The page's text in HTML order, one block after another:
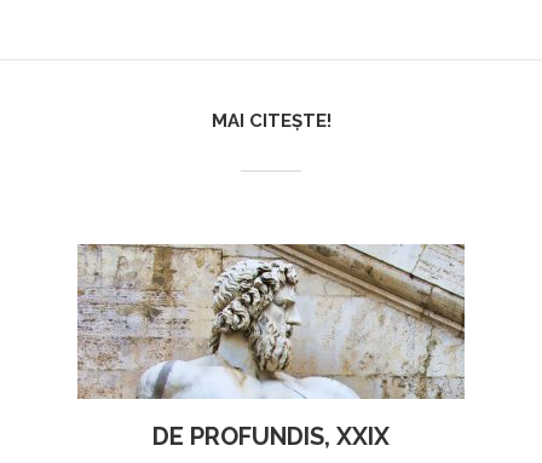
MAI CITEȘTE!
DE PROFUNDIS, XXIX